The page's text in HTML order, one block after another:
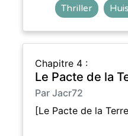
Thriller
Chapitre 4 :
Le Pacte de la
Par Jacr72
[Le Pacte de la